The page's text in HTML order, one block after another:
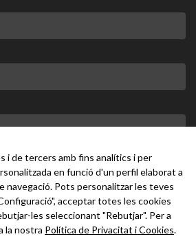
i de tercers amb fins analítics i per
en funció d'un perfil elaborat a
navegació. Pots personalitzar les teves
acceptar totes les cookies
les seleccionant "Rebutjar". Per a
la nostra Política de Privacitat i Cookies.